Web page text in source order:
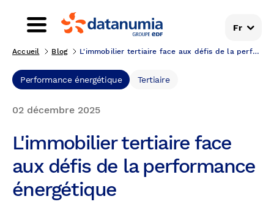
Fr
Accueil Blog L'immobilier tertiaire face aux défis de la perfor...
Performance énergétique Tertiaire
02 décembre 2025
L'immobilier tertiaire face
aux défis de la performance
énergétique